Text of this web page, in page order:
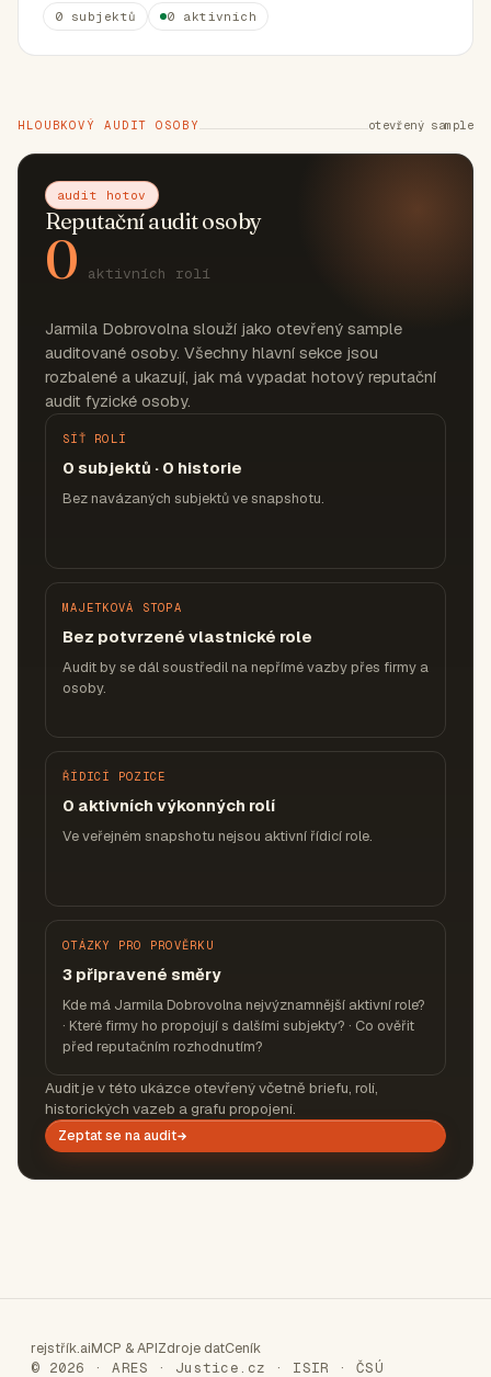
0 subjektů 0 aktivních
HLOUBKOVÝ AUDIT OSOBY otevřený sample
audit hotov
Reputační audit osoby
0 aktivních rolí
Jarmila Dobrovolna slouží jako otevřený sample
auditované osoby. Všechny hlavní sekce jsou
rozbalené a ukazují, jak má vypadat hotový reputační
audit fyzické osoby.
SÍŤ ROLÍ
0 subjektů · 0 historie
Bez navázaných subjektů ve snapshotu.
MAJETKOVÁ STOPA
Bez potvrzené vlastnické role
Audit by se dál soustředil na nepřímé vazby přes firmy a
osoby.
ŘÍDICÍ POZICE
0 aktivních výkonných rolí
Ve veřejném snapshotu nejsou aktivní řídicí role.
OTÁZKY PRO PROVĚRKU
3 připravené směry
Kde má Jarmila Dobrovolna nejvýznamnější aktivní role?
· Které firmy ho propojují s dalšími subjekty? · Co ověřit
před reputačním rozhodnutím?
Audit je v této ukázce otevřený včetně briefu, rolí,
historických vazeb a grafu propojení.
Zeptat se na audit
rejstřík.aiMCP & APIZdroje datCeník
© 2026 · ARES · Justice.cz · ISIR · ČSÚ